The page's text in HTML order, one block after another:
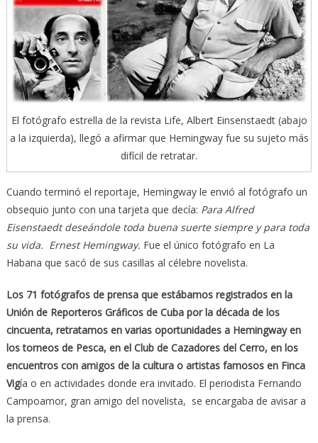
El fotógrafo estrella de la revista Life, Albert Einsenstaedt (abajo
a la izquierda), llegó a afirmar que Hemingway fue su sujeto más
difícil de retratar.
Cuando terminó el reportaje, Hemingway le envió al fotógrafo un
obsequio junto con una tarjeta que decía: Para Alfred
Eisenstaedt deseándole toda buena suerte siempre y para toda
su vida. Ernest Hemingway. Fue el único fotógrafo en La
Habana que sacó de sus casillas al célebre novelista.
Los 71 fotógrafos de prensa que estábamos registrados en la
Unión de Reporteros Gráficos de Cuba por la década de los
cincuenta, retratamos en varias oportunidades a Hemingway en
los torneos de Pesca, en el Club de Cazadores del Cerro, en los
encuentros con amigos de la cultura o artistas famosos en Finca
Vigía o en actividades donde era invitado. El periodista Fernando
Campoamor, gran amigo del novelista, se encargaba de avisar a
la prensa.